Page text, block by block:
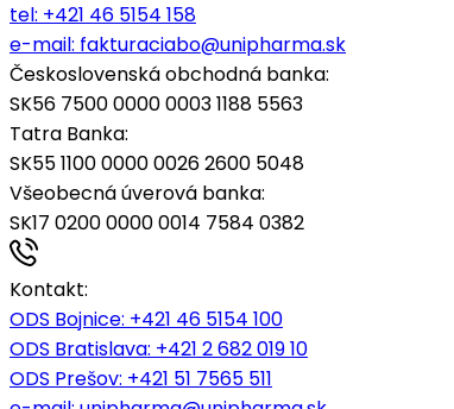
tel: +421 46 5154 158
e-mail: fakturaciabo@unipharma.sk
Československá obchodná banka:
SK56 7500 0000 0003 1188 5563
Tatra Banka:
SK55 1100 0000 0026 2600 5048
Všeobecná úverová banka:
SK17 0200 0000 0014 7584 0382
Kontakt:
ODS Bojnice: +421 46 5154 100
ODS Bratislava: +421 2 682 019 10
ODS Prešov: +421 51 7565 511